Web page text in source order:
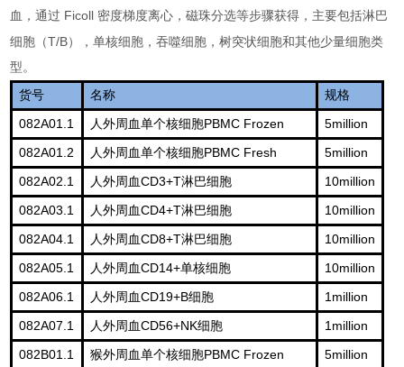
血，通过 Ficoll 密度梯度离心，磁珠分选等步骤获得，主要包括淋巴
细胞（T/B），单核细胞，吞噬细胞，树突状细胞和其他少量细胞类
型。
货号 名称 规格
082A01.1 人外周血单个核细胞PBMC Frozen
5million
082A01.2
人外周血单个核细胞PBMC Fresh
5million
082A02.1
人外周血CD3+T淋巴细胞
10million
082A03.1
人外周血CD4+T淋巴细胞
10million
082A04.1
人外周血CD8+T淋巴细胞
10million
082A05.1
人外周血CD14+单核细胞
10million
082A06.1
人外周血CD19+B细胞
1million
082A07.1
人外周血CD56+NK细胞
1million
082B01.1
猴外周血单个核细胞PBMC Frozen
5million